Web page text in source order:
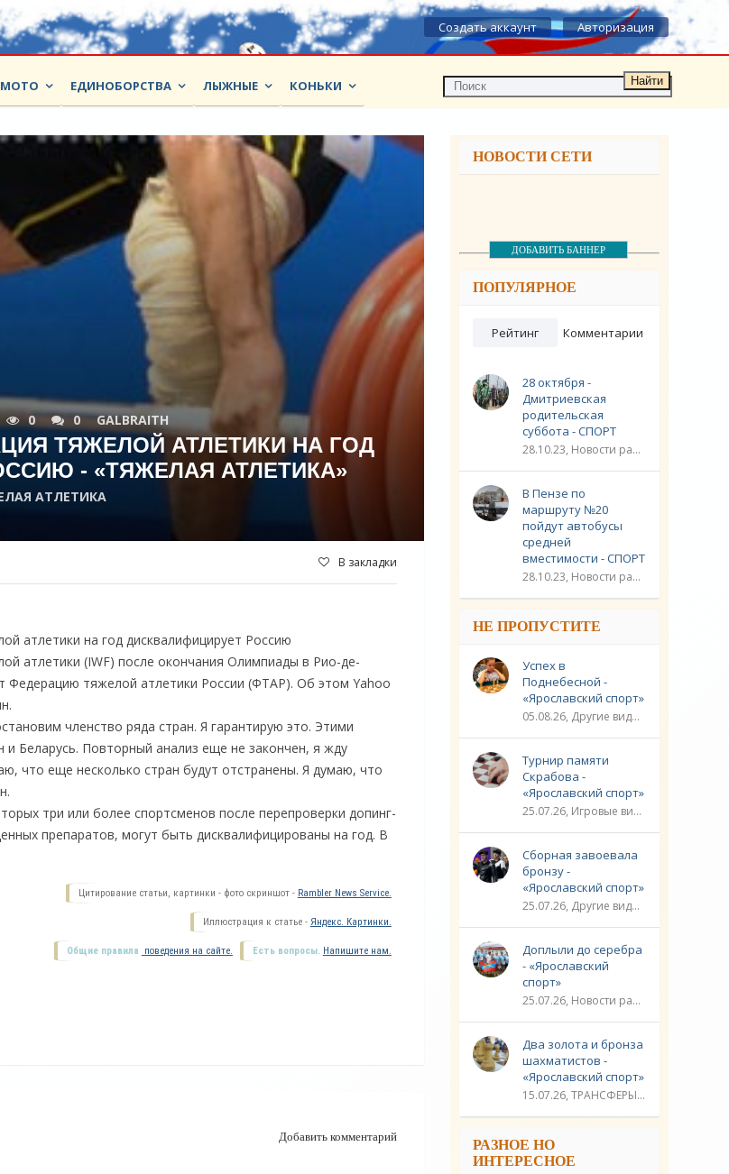
Создать аккаунт Авторизация
ЕДИНОБОРСТВА ЛЫЖНЫЕ КОНЬКИ Найти
0 0 GALBRAITH
ТЯЖЕЛОЙ АТЛЕТИКИ НА ГОД
- «ТЯЖЕЛАЯ АТЛЕТИКА»
АТЛЕТИКА
В закладки
атлетики на год дисквалифицирует Россию
атлетики (IWF) после окончания Олимпиады в Рио-де-
Федерацию тяжелой атлетики России (ФТАР). Об этом Yahoo
членство ряда стран. Я гарантирую это. Этими
и Беларусь. Повторный анализ еще не закончен, я жду
что еще несколько стран будут отстранены. Я думаю, что
три или более спортсменов после перепроверки допинг-
препаратов, могут быть дисквалифицированы на год. В
Цитирование статьи, картинки - фото скриншот - Rambler News Service.
Иллюстрация к статье - Яндекс. Картинки.
Есть вопросы. Напишите нам.
Общие правила поведения на сайте.
Добавить комментарий
НОВОСТИ СЕТИ
ДОБАВИТЬ БАННЕР
ПОПУЛЯРНОЕ
Рейтинг Комментарии
28 октября -
Дмитриевская
родительская
суббота - СПОРТ
28.10.23, Новости разное / Плавание / Спорт
В Пензе по
маршруту №20
пойдут автобусы
средней
вместимости - СПОРТ
28.10.23, Новости разное / Другие виды спорта / Видео новости / Плавание / Спорт
НЕ ПРОПУСТИТЕ
Успех в
Поднебесной -
«Ярославский спорт»
05.08.26, Другие виды спорта / Шахматы / Новости разное / Спорт
Турнир памяти
Скрабова -
«Ярославский спорт»
25.07.26, Игровые виды спорта / Другие виды спорта / Плавание / ТРАНСФЕРЫ / Видео новости / Спорт
Сборная завоевала
бронзу -
«Ярославский спорт»
25.07.26, Другие виды спорта / Стрельба / Плавание / ЛИГА ЧЕМПИОНОВ / Спорт / Видео новости
Доплыли до серебра
- «Ярославский
спорт»
25.07.26, Новости разное / Гребля / Многоборье / Плавание / Другие виды спорта / Водные виды спорта / Видео новости / Спорт
Два золота и бронза
шахматистов -
«Ярославский спорт»
15.07.26, ТРАНСФЕРЫ / Новости разное / Другие виды спорта / Видео новости / Спорт
РАЗНОЕ НО
ИНТЕРЕСНОЕ